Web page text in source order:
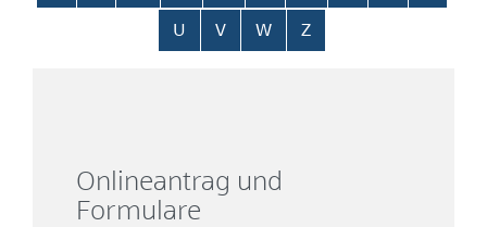
U V W Z
Onlineantrag und
Formulare